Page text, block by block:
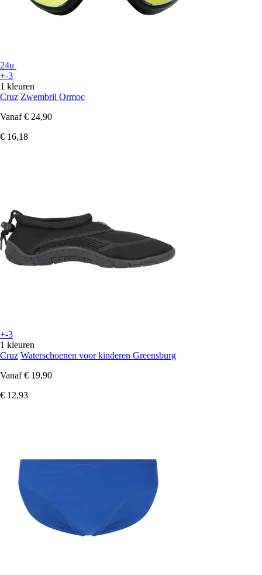
24u
+-3
1 kleuren
Cruz Zwembril Ormoc
Vanaf € 24,90
€ 16,18
+-3
1 kleuren
Cruz Waterschoenen voor kinderen Greensburg
Vanaf € 19,90
€ 12,93